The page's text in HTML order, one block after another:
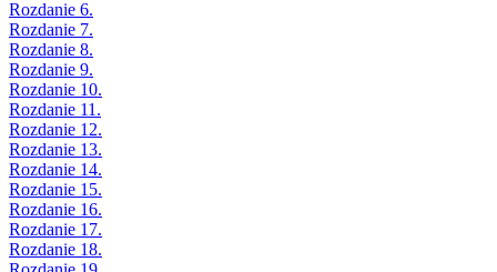
Rozdanie 6.
Rozdanie 7.
Rozdanie 8.
Rozdanie 9.
Rozdanie 10.
Rozdanie 11.
Rozdanie 12.
Rozdanie 13.
Rozdanie 14.
Rozdanie 15.
Rozdanie 16.
Rozdanie 17.
Rozdanie 18.